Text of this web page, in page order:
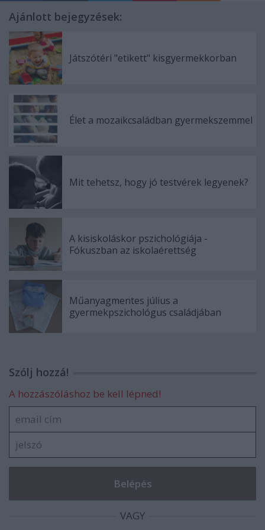
Ajánlott bejegyzések:
Játszótéri "etikett" kisgyermekkorban
Élet a mozaikcsaládban gyermekszemmel
Mit tehetsz, hogy jó testvérek legyenek?
A kisiskoláskor pszichológiája -
Fókuszban az iskolaérettség
Műanyagmentes július a
gyermekpszichológus családjában
Szólj hozzá!
A hozzászóláshoz be kell lépned!
VAGY